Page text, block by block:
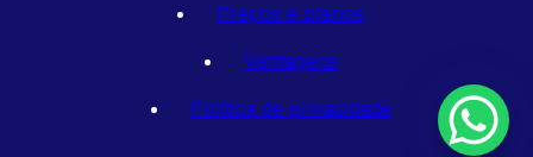
Preços e planos
Vantagens
Política de privacidade